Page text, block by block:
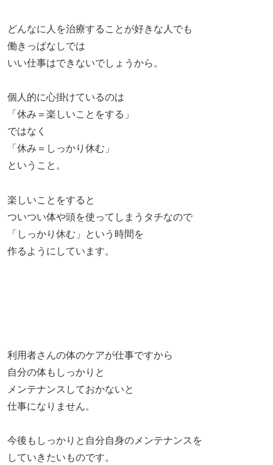
どんなに人を治療することが好きな人でも
働きっぱなしでは
いい仕事はできないでしょうから。
個人的に心掛けているのは
「休み＝楽しいことをする」
ではなく
「休み＝しっかり休む」
ということ。
楽しいことをすると
ついつい体や頭を使ってしまうタチなので
「しっかり休む」という時間を
作るようにしています。
利用者さんの体のケアが仕事ですから
自分の体もしっかりと
メンテナンスしておかないと
仕事になりません。
今後もしっかりと自分自身のメンテナンスを
していきたいものです。